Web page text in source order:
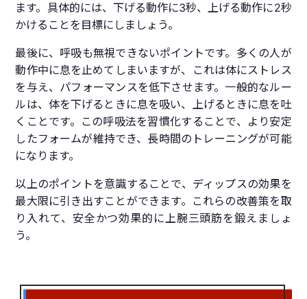
ます。具体的には、下げる動作に3秒、上げる動作に2秒
かけることを目標にしましょう。
最後に、呼吸も無視できないポイントです。多くの人が
動作中に息を止めてしまいますが、これは体にストレス
を与え、パフォーマンスを低下させます。一般的なルー
ルは、体を下げるときに息を吸い、上げるときに息を吐
くことです。この呼吸法を習慣化することで、より安定
したフォームが維持でき、長時間のトレーニングが可能
になります。
以上のポイントを意識することで、ディップスの効果を
最大限に引き出すことができます。これらの改善策を取
り入れて、安全かつ効果的に上腕三頭筋を鍛えましょ
う。